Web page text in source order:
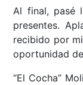
Al final, pasé
presentes.
recibido por
oportunidad
“El Cocha”